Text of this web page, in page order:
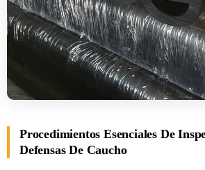
Procedimientos Esenciales De
Defensas De Caucho